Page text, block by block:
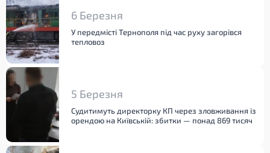
6 Березня
У передмісті Тернополя під час руху загорівся
тепловоз
5 Березня
Судитимуть директорку КП через зловживання із
орендою на Київській: збитки — понад 869 тисяч